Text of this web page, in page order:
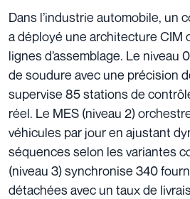
Dans l’industrie automobile, un
a déployé une architecture CIM
lignes d’assemblage. Le niveau
de soudure avec une précision
supervise 85 stations de
réel. Le MES (niveau 2)
véhicules par jour en ajustant
séquences selon les variantes
(niveau 3) synchronise 340
détachées avec un taux de